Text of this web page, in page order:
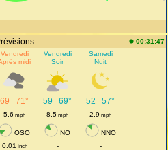
00:31:47
Vendredi
midi
Vendredi
Soir
Samedi
Nuit
69 - 71° 59 -69° 52 -57°
5.6 mph 8.5 mph 2.9 mph
OSO NO
NNO
0.01 inch -
-